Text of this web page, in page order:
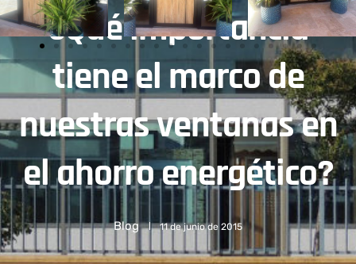
¿Qué importancia
tiene el marco de
nuestras ventanas en
el ahorro energético?
Blog 11 de junio de 2015